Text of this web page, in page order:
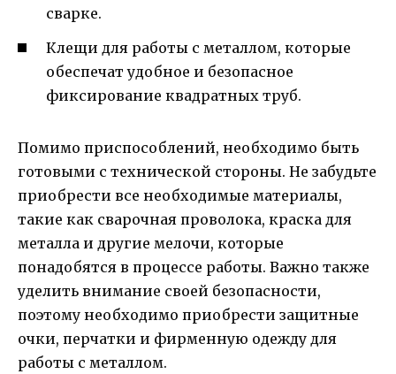
сварке.
Клещи для работы с металлом, которые
обеспечат удобное и безопасное
фиксирование квадратных труб.
Помимо приспособлений, необходимо быть
готовыми с технической стороны. Не забудьте
приобрести все необходимые материалы,
такие как сварочная проволока, краска для
металла и другие мелочи, которые
понадобятся в процессе работы. Важно также
уделить внимание своей безопасности,
поэтому необходимо приобрести защитные
очки, перчатки и фирменную одежду для
работы с металлом.